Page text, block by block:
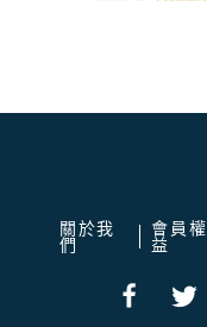
關於我
們
會員權
益